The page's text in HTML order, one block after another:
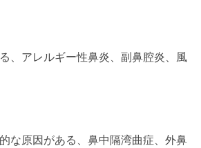
、アレルギー性鼻炎、副鼻腔炎、風
な原因がある、鼻中隔湾曲症、外鼻